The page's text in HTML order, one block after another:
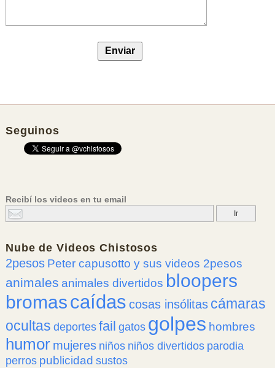
Seguinos
Recibí los videos en tu email
Nube deVideos Chistosos
2pesos Peter capusotto y sus videos 2pesos
animales animales divertidos bloopers
bromascaídas cosas insólitas cámaras
ocultas deportes fail gatos golpes hombres
humor mujeres niños niños divertidos parodia
perros publicidad sustos